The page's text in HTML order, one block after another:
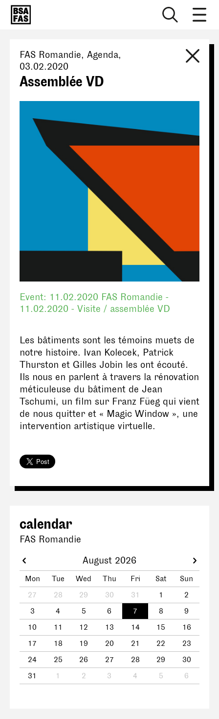
FAS Romandie, Agenda,
03.02.2020
Assemblée VD
Event: 11.02.2020 FAS Romandie -
11.02.2020 - Visite / assemblée VD
Les bâtiments sont les témoins muets de
notre histoire. Ivan Kolecek, Patrick
Thurston et Gilles Jobin les ont écouté.
Ils nous en parlent à travers la rénovation
méticuleuse du bâtiment de Jean
Tschumi, un film sur Franz Füeg qui vient
de nous quitter et « Magic Window », une
intervention artistique virtuelle.
calendar
FAS Romandie
August 2026
Mon Tue Wed Thu Fri Sat
Sun
27
28 29 30 31 1
2
3
4 5 6 7 8
9
10
11 12 13 14 15
16
17
18 19 20 21 22
23
24
25 26 27 28 29
30
31
1 2 3 4 5 6